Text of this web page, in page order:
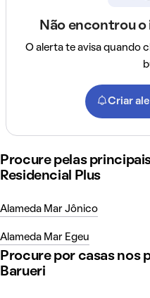
Não encontrou o
O alerta te avisa quando
Criar
Procure pelas
Residencial Plus
Alameda Mar Jônico
Alameda Mar Egeu
Procure por casas nos
Barueri